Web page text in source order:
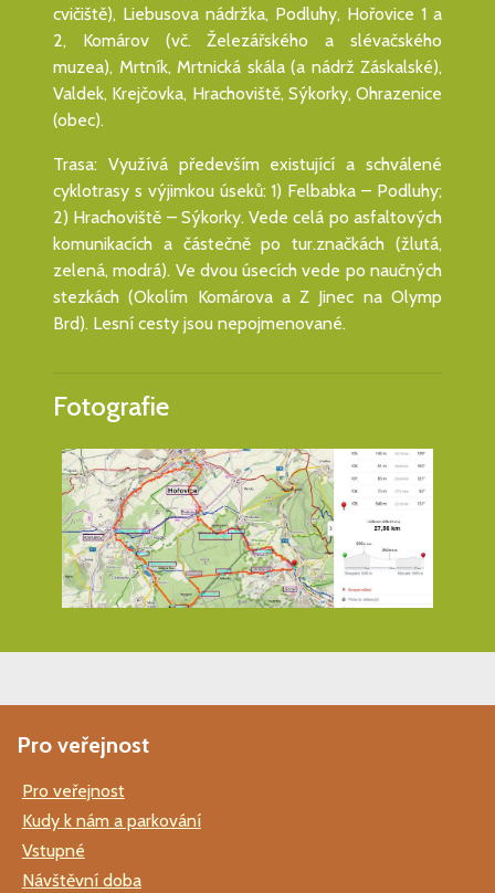
cvičiště), Liebusova nádržka, Podluhy, Hořovice 1 a
2, Komárov (vč. Železářského a slévačského
muzea), Mrtník, Mrtnická skála (a nádrž Záskalské),
Valdek, Krejčovka, Hrachoviště, Sýkorky, Ohrazenice
(obec).
Trasa: Využívá především existující a schválené
cyklotrasy s výjimkou úseků: 1) Felbabka – Podluhy;
2) Hrachoviště – Sýkorky. Vede celá po asfaltových
komunikacích a částečně po tur.značkách (žlutá,
zelená, modrá). Ve dvou úsecích vede po naučných
stezkách (Okolím Komárova a Z Jinec na Olymp
Brd). Lesní cesty jsou nepojmenované.
Fotografie
Pro veřejnost
Pro veřejnost
Kudy k nám a parkování
Vstupné
Návštěvní doba